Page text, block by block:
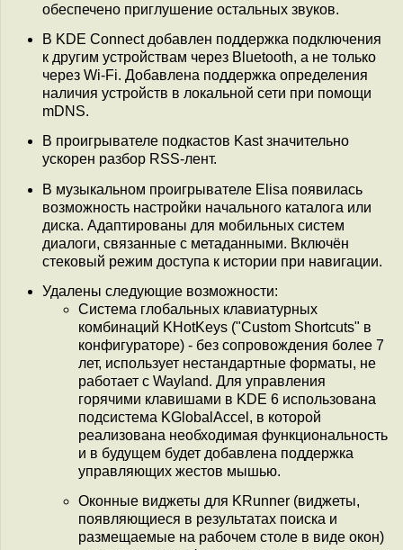
обеспечено приглушение остальных звуков.
В KDE Connect добавлен поддержка подключения
к другим устройствам через Bluetooth, а не только
через Wi-Fi. Добавлена поддержка определения
наличия устройств в локальной сети при помощи
mDNS.
В проигрывателе подкастов Kast значительно
ускорен разбор RSS-лент.
В музыкальном проигрывателе Elisa появилась
возможность настройки начального каталога или
диска. Адаптированы для мобильных систем
диалоги, связанные с метаданными. Включён
стековый режим доступа к истории при навигации.
Удалены следующие возможности:
Система глобальных клавиатурных
комбинаций KHotKeys ("Custom Shortcuts" в
конфигураторе) - без сопровождения более 7
лет, использует нестандартные форматы, не
работает с Wayland. Для управления
горячими клавишами в KDE 6 использована
подсистема KGlobalAccel, в которой
реализована необходимая функциональность
и в будущем будет добавлена поддержка
управляющих жестов мышью.
Оконные виджеты для KRunner (виджеты,
появляющиеся в результатах поиска и
размещаемые на рабочем столе в виде окон)